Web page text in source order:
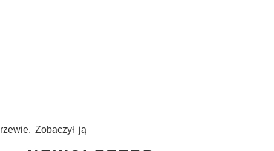
Zobaczył ją